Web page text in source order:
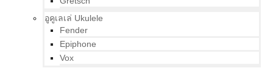
อูคูเลเล่ Ukulele
Fender
Epiphone
Vox